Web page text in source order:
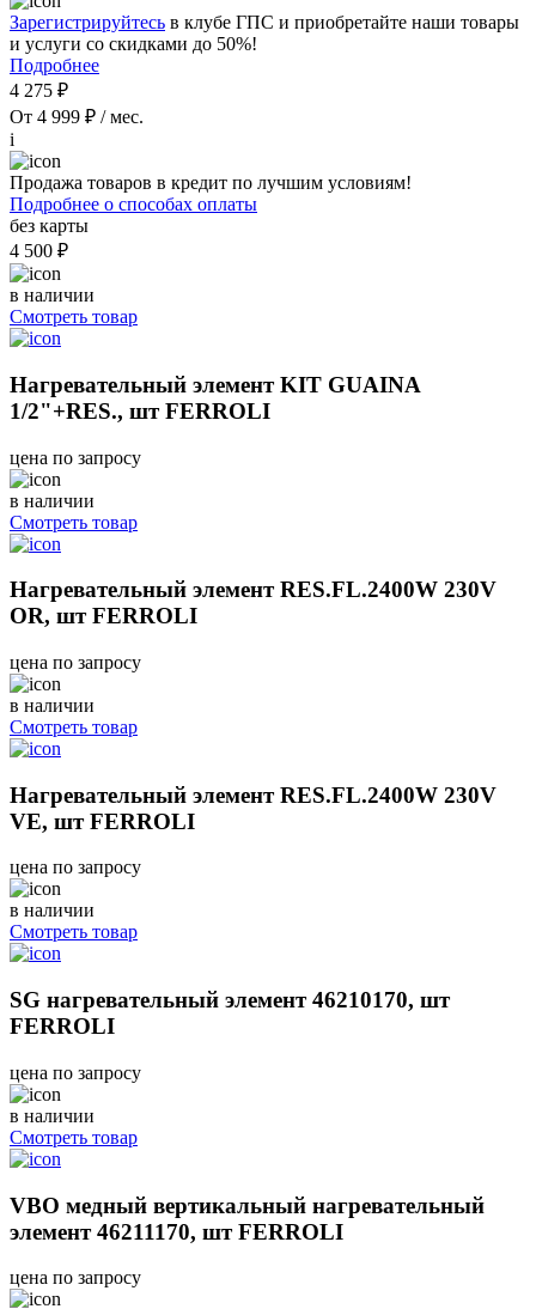
Зарегистрируйтесь в клубе ГПС и приобретайте наши товары
и услуги со скидками до 50%!
Подробнее
4 275 ₽
От 4 999 ₽ / мес.
i
Продажа товаров в кредит по лучшим условиям!
Подробнее о способах оплаты
без карты
4 500 ₽
в наличии
Смотреть товар
Нагревательный элемент KIT GUAINA
1/2"+RES., шт FERROLI
цена по запросу
в наличии
Смотреть товар
Нагревательный элемент RES.FL.2400W 230V
OR, шт FERROLI
цена по запросу
в наличии
Смотреть товар
Нагревательный элемент RES.FL.2400W 230V
VE, шт FERROLI
цена по запросу
в наличии
Смотреть товар
SG нагревательный элемент 46210170, шт
FERROLI
цена по запросу
в наличии
Смотреть товар
VBO медный вертикальный нагревательный
элемент 46211170, шт FERROLI
цена по запросу